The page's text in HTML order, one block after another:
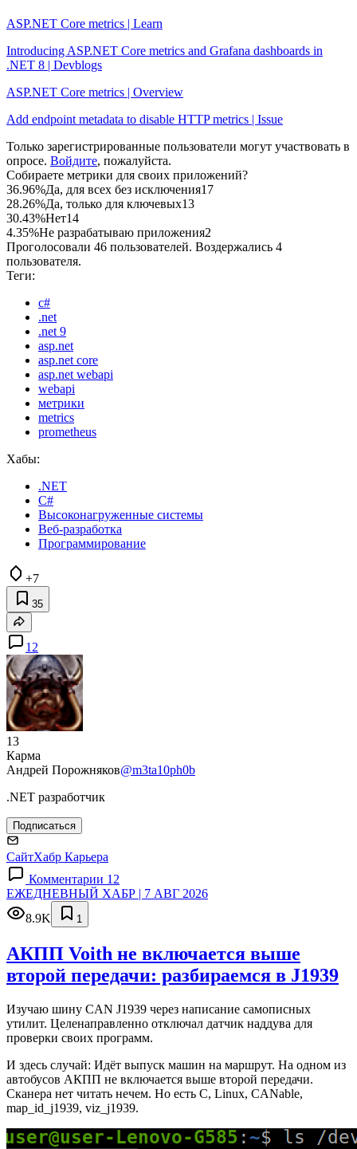
ASP.NET Core metrics | Learn
Introducing ASP.NET Core metrics and Grafana dashboards in
.NET 8 | Devblogs
ASP.NET Core metrics | Overview
Add endpoint metadata to disable HTTP metrics | Issue
Только зарегистрированные пользователи могут участвовать в
опросе. Войдите, пожалуйста.
Собираете метрики для своих приложений?
36.96%Да, для всех без исключения17
28.26%Да, только для ключевых13
30.43%Нет14
4.35%Не разрабатываю приложения2
Проголосовали 46 пользователей. Воздержались 4
пользователя.
Теги:
c#
.net
.net 9
asp.net
asp.net core
asp.net webapi
webapi
метрики
metrics
prometheus
Хабы:
.NET
C#
Высоконагруженные системы
Веб-разработка
Программирование
+7
35
12
13
Карма
Андрей Порожняков@m3ta10ph0b
.NET разработчик
Подписаться
СайтХабр Карьера
Комментарии 12
ЕЖЕДНЕВНЫЙ ХАБР | 7 АВГ 2026
8.9K
1
АКПП Voith не включается выше
второй передачи: разбираемся в J1939
Изучаю шину CAN J1939 через написание самописных
утилит. Целенаправленно отключал датчик наддува для
проверки своих программ.
И здесь случай: Идёт выпуск машин на маршрут. На одном из
автобусов АКПП не включается выше второй передачи.
Сканера нет читать нечем. Но есть C, Linux, CANable,
map_id_j1939, viz_j1939.